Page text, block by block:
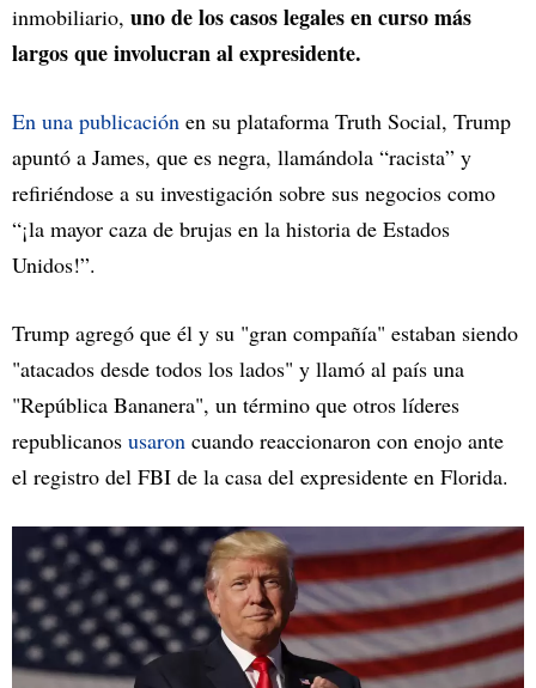
inmobiliario, uno de los casos legales en curso más
largos que involucran al expresidente.
En una publicación en su plataforma Truth Social, Trump
apuntó a James, que es negra, llamándola “racista” y
refiriéndose a su investigación sobre sus negocios como
“¡la mayor caza de brujas en la historia de Estados
Unidos!”.
Trump agregó que él y su "gran compañía" estaban siendo
"atacados desde todos los lados" y llamó al país una
"República Bananera", un término que otros líderes
republicanos usaron cuando reaccionaron con enojo ante
el registro del FBI de la casa del expresidente en Florida.